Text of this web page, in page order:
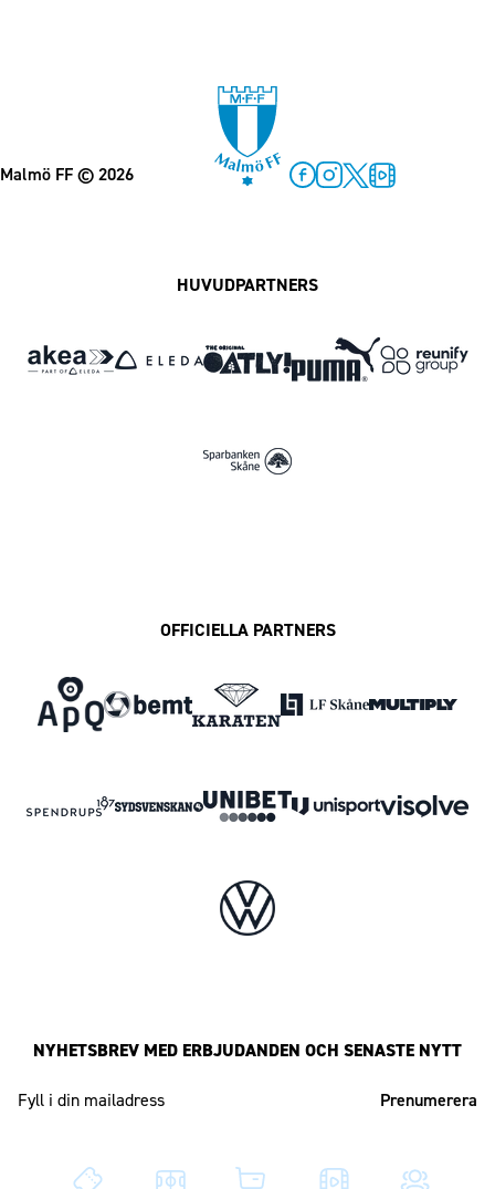
Malmö FF© 2026
HUVUDPARTNERS
OFFICIELLA PARTNERS
NYHETSBREV MED ERBJUDANDEN OCH SENASTE NYTT